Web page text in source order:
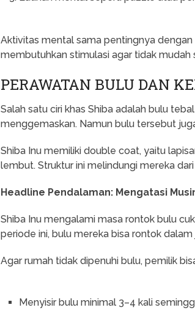
Aktivitas mental sama pentingnya dengan
membutuhkan stimulasi agar tidak mudah
PERAWATAN BULU DAN
Salah satu ciri khas Shiba adalah bulu
menggemaskan. Namun bulu tersebut
Shiba Inu memiliki double coat, yaitu
lembut. Struktur ini melindungi mereka
Headline Pendalaman: Mengatasi
Shiba Inu mengalami masa rontok bulu
periode ini, bulu mereka bisa rontok dalam
Agar rumah tidak dipenuhi bulu, pemilik
Menyisir bulu minimal 3–4 kali